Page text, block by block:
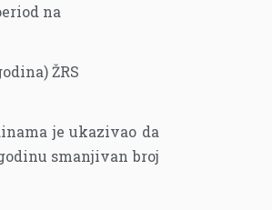
na
ŽRS
je ukazivao da
smanjivan broj